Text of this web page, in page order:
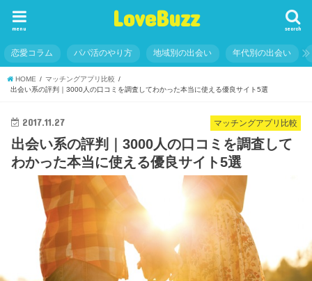
LoveBuzz search
menu
恋愛コラム パパ活のやり方 地域別の出会い 年代別の出会い
HOME
マッチングアプリ比較
出会い系の評判｜3000人の口コミを調査してわかった本当に使える優良サイト5選
マッチングアプリ比較
2017.11.27
出会い系の評判｜3000人の口コミを調査して
わかった本当に使える優良サイト5選